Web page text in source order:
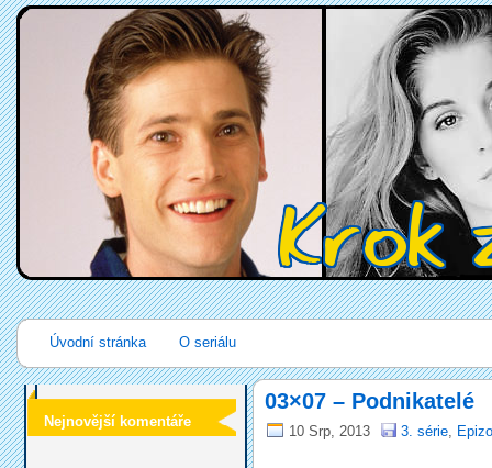
Úvodní stránka O seriálu
Nejnovější komentáře
03×07 – Podnikatelé
10 Srp, 2013 3. série,